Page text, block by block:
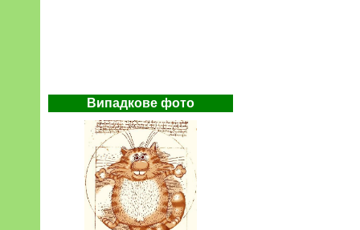
Випадкове фото